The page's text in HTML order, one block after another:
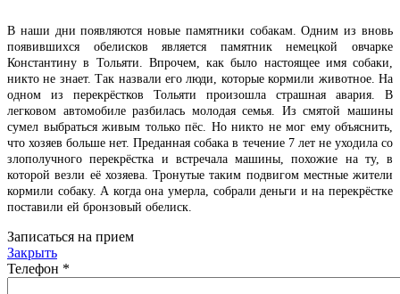
В наши дни появляются новые памятники собакам. Одним из вновь
появившихся обелисков является памятник немецкой овчарке
Константину в Тольяти. Впрочем, как было настоящее имя собаки,
никто не знает. Так назвали его люди, которые кормили животное. На
одном из перекрёстков Тольяти произошла страшная авария. В
легковом автомобиле разбилась молодая семья. Из смятой машины
сумел выбраться живым только пёс. Но никто не мог ему объяснить,
что хозяев больше нет. Преданная собака в течение 7 лет не уходила со
злополучного перекрёстка и встречала машины, похожие на ту, в
которой везли её хозяева. Тронутые таким подвигом местные жители
кормили собаку. А когда она умерла, собрали деньги и на перекрёстке
поставили ей бронзовый обелиск.
Записаться на прием
Закрыть
Телефон *